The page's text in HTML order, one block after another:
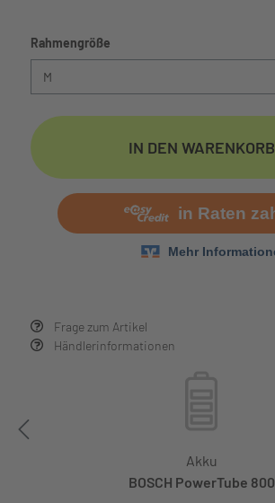
Frage zum Artikel
Händlerinformationen
Rahmengröße
IN DEN WARENKORB
Akku
BOSCH PowerTube 800